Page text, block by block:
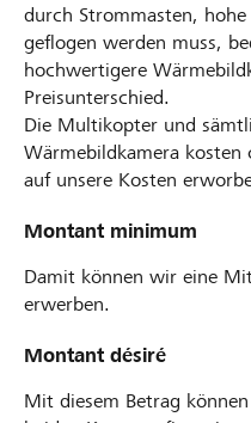
durch Strommasten,
geflogen werden muss,
hochwertigere
Preisunterschied.
Die Multikopter und
Wärmebildkamera
auf unsere Kosten
Montant minimum
Damit können wir eine
erwerben.
Montant désiré
Mit diesem Betrag